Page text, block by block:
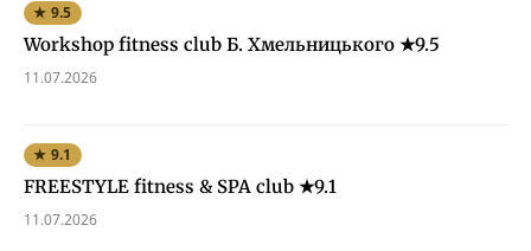
★ 9.5
Workshop fitness club Б. Хмельницького ★9.5
11.07.2026
★ 9.1
FREESTYLE fitness & SPA club ★9.1
11.07.2026